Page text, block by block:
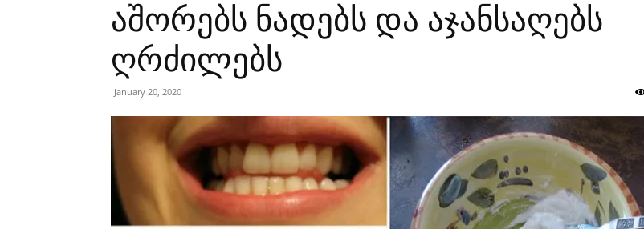
აშორებს ნადებს და აჯანსაღებს
ღრძილებს
January 20, 2020